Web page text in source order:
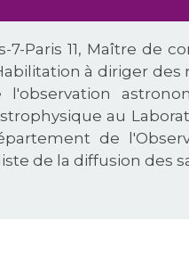
Paris 11, Maître de
à diriger
l'observation
au
de
de la diffusion des